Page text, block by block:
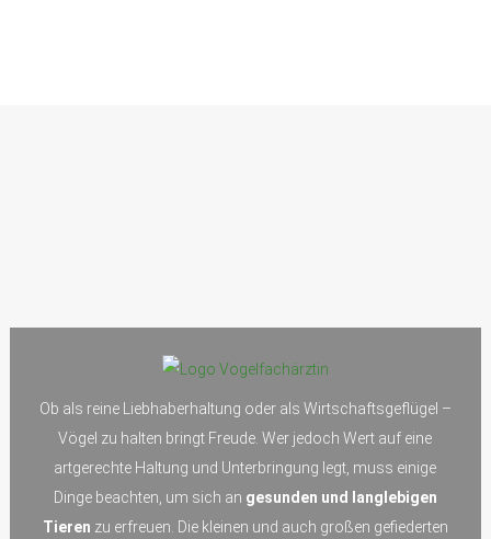
Ob als reine Liebhaberhaltung oder als Wirtschaftsgeflügel –
Vögel zu halten bringt Freude. Wer jedoch Wert auf eine
artgerechte Haltung und Unterbringung legt, muss einige
Dinge beachten, um sich an gesunden und langlebigen
Tieren zu erfreuen. Die kleinen und auch großen gefiederten